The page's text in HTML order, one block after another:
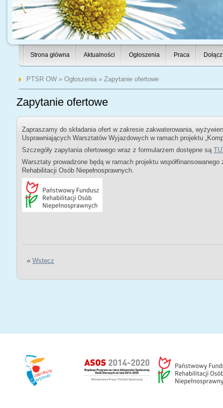
Strona główna Aktualności Ogłoszenia Praca
PTSR OW» Ogłoszenia» Zapytanie ofertowe
Zapytanie ofertowe
Zapraszamy do składania ofert w zakresie zakwaterowania,
Usprawniających Warsztatów Wyjazdowych w ramach projektu
Szczegóły zapytania ofertowego wraz z formularzem dostępne są
Warsztaty prowadzone będą w ramach projektu
Rehabilitacji Osób Niepełnosprawnych.
« Wstecz